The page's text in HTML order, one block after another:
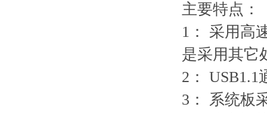
主要特点：
1： 采用高
是采用其它
2：
3： 系统板